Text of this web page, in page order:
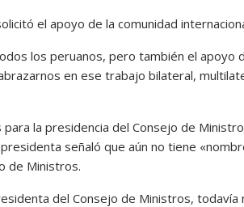
el apoyo de la comunidad
los peruanos, pero también el apoyo
en ese trabajo bilateral,
la presidencia del Consejo de
señaló que aún no tiene
de Ministros.
del Consejo de Ministros, todavía